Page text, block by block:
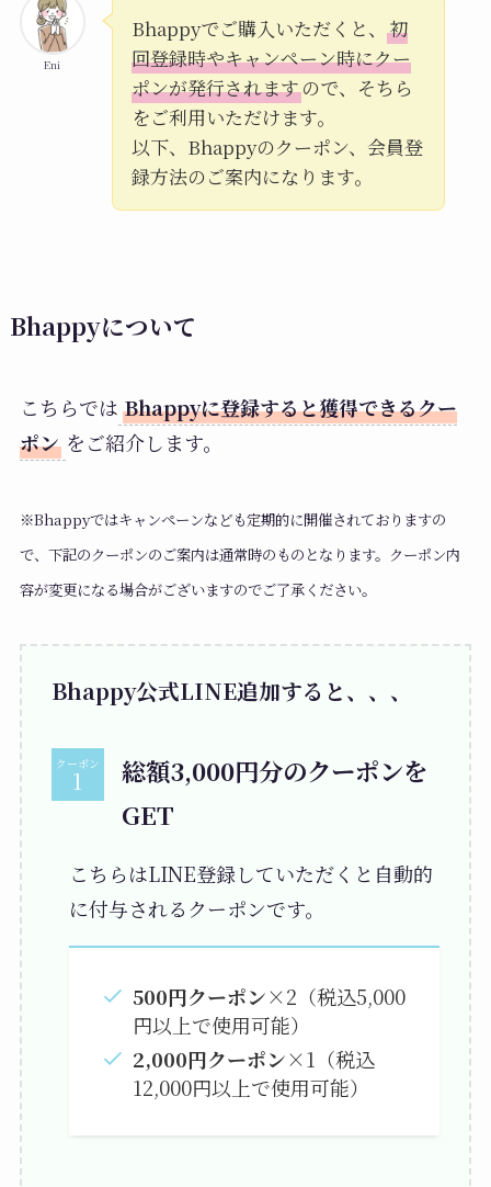
Eni
Bhappyでご購入いただくと、 初
回登録時やキャンペーン時にクー
ポンが発行されますので、そちら
をご利用いただけます。
以下、Bhappyのクーポン、会員登
録方法のご案内になります。
Bhappyについて
こちらでは Bhappyに登録すると獲得できるクー
ポン をご紹介します。
※Bhappyではキャンペーンなども定期的に開催されておりますの
で、下記のクーポンのご案内は通常時のものとなります。クーポン内
容が変更になる場合がございますのでご了承ください。
Bhappy公式LINE追加すると、、、
クーポン
総額3,000円分のクーポンを
GET
こちらはLINE登録していただくと自動的
に付与されるクーポンです。
500円クーポン×2（税込5,000
円以上で使用可能）
2,000円クーポン×1（税込
12,000円以上で使用可能）